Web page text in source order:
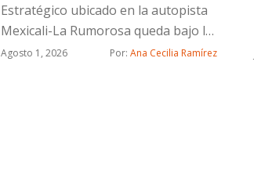
Estratégico ubicado en la autopista
Mexicali-La Rumorosa queda bajo la
operación de la Guardia Nacional; el
Agosto 1, 2026 Por: Ana Cecilia Ramírez